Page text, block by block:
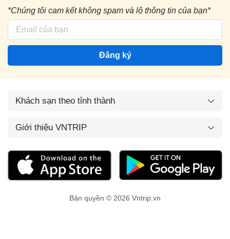
*Chúng tôi cam kết không spam và lộ thông tin của bạn*
Đăng ký
Khách sạn theo tỉnh thành
Giới thiệu VNTRIP
Bản quyền © 2026 Vntrip.vn